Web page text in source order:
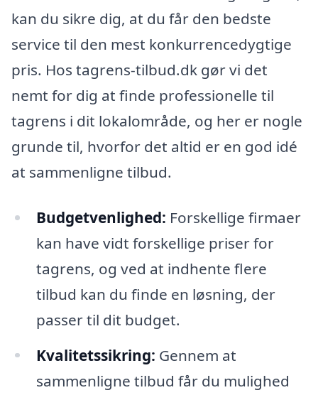
kan du sikre dig, at du får den bedste
service til den mest konkurrencedygtige
pris. Hos tagrens-tilbud.dk gør vi det
nemt for dig at finde professionelle til
tagrens i dit lokalområde, og her er nogle
grunde til, hvorfor det altid er en god idé
at sammenligne tilbud.
Budgetvenlighed: Forskellige firmaer
kan have vidt forskellige priser for
tagrens, og ved at indhente flere
tilbud kan du finde en løsning, der
passer til dit budget.
Kvalitetssikring: Gennem at
sammenligne tilbud får du mulighed